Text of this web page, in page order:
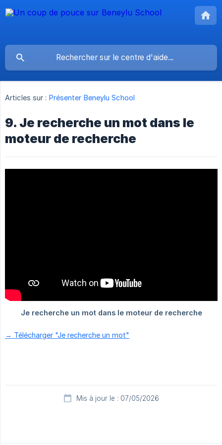
Articles sur : Présenter Beneylu School
9. Je recherche un mot dans le
moteur de recherche
→ Télécharger "Je recherche un mot"
Mis à jour le : 07/05/2026